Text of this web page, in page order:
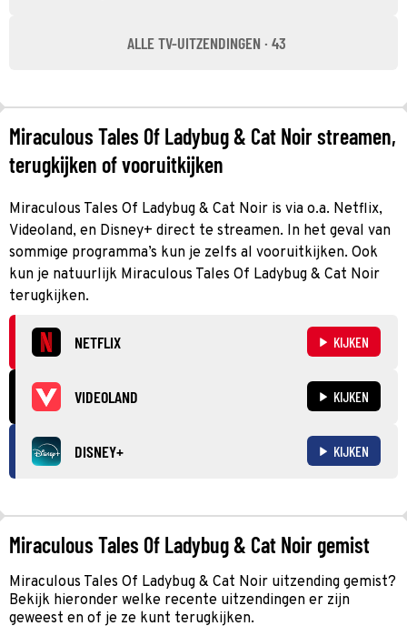
ALLE TV-UITZENDINGEN · 43
Miraculous Tales Of Ladybug & Cat Noir streamen,
terugkijken of vooruitkijken
Miraculous Tales Of Ladybug & Cat Noir is via o.a. Netflix,
Videoland, en Disney+ direct te streamen. In het geval van
sommige programma’s kun je zelfs al vooruitkijken. Ook
kun je natuurlijk Miraculous Tales Of Ladybug & Cat Noir
terugkijken.
NETFLIX KIJKEN
VIDEOLAND KIJKEN
DISNEY+ KIJKEN
Miraculous Tales Of Ladybug & Cat Noir gemist
Miraculous Tales Of Ladybug & Cat Noir uitzending gemist?
Bekijk hieronder welke recente uitzendingen er zijn
geweest en of je ze kunt terugkijken.